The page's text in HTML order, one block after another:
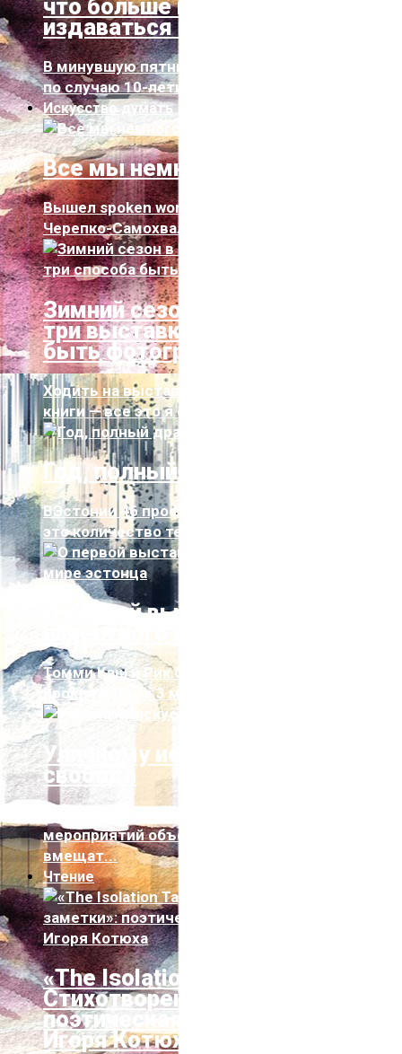
что больше не будет
издаваться на бумаге
В минувшую пятницу, 29 ноября, на празднике
по случаю 10-летия журнала о ку...
Искусство думать
Все мы немного Ивсё Твоё
Вышел spoken word-альбом, в котором Илья
Черепко-Самохвалов из групп «Петля...
Зимний сезон в Fotografiska:
три выставки и три способа
быть фотографом
Ходить на выставки, слушать музыку, читать
книги — все это я стараюсь делат...
Год, полный драмы
ВЭстонии 46 профессиональных театров —
это количество театров на душу насел...
О первой выставке самого
Томми Кэш и Рик Oуэнс «Невинные и
проклятые» (с 3 мая по 15 сентября 2019 г...
Уличному искусству нужна
свобода
мероприятий объекты стрит-арта должны
вмещат...
Чтение
«The Isolation Tapes.
Стихотворения и заметки»:
поэтическая психотерапия от
Игоря Котюха